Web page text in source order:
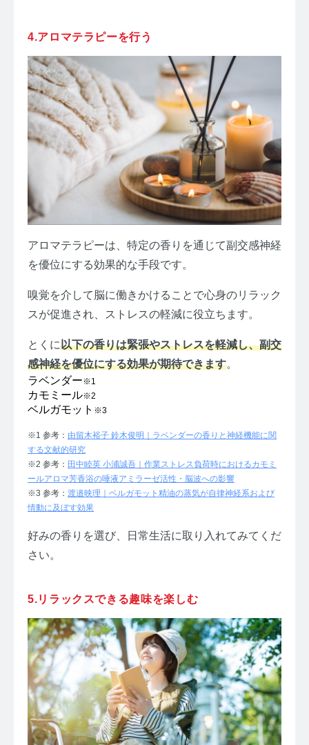
4.アロマテラピーを行う
アロマテラピーは、特定の香りを通じて副交感神経
を優位にする効果的な手段です。
嗅覚を介して脳に働きかけることで心身のリラック
スが促進され、ストレスの軽減に役立ちます。
とくに以下の香りは緊張やストレスを軽減し、副交
感神経を優位にする効果が期待できます。
ラベンダー※1
カモミール※2
ベルガモット ※3
※1 参考： 由留木裕子 鈴木俊明｜ラベンダーの香りと神経機能に関
する文献的研究
※2 参考： 田中睦英 小浦誠吾｜作業ストレス負荷時におけるカモミ
ールアロマ芳香浴の唾液アミラーゼ活性・脳波への影響
※3 参考： 渡邉映理｜ベルガモット精油の蒸気が自律神経系および
情動に及ぼす効果
好みの香りを選び、日常生活に取り入れてみてくだ
さい。
5.リラックスできる趣味を楽しむ